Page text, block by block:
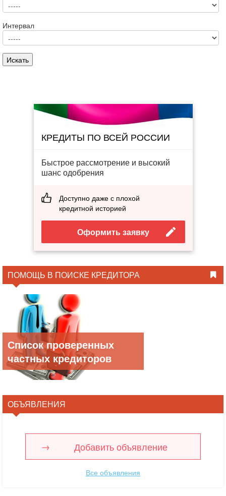
Интервал
КРЕДИТЫ ПО ВСЕЙ РОССИИ
Быстрое рассмотрение и высокий
шанс одобрения
Доступно даже с плохой
кредитной историей
Оформить заявку
ПОМОЩЬ В ПОИСКЕ КРЕДИТОРА
Список проверенных
частных кредиторов
ОБЪЯВЛЕНИЯ
Добавить объявление
Все объявления